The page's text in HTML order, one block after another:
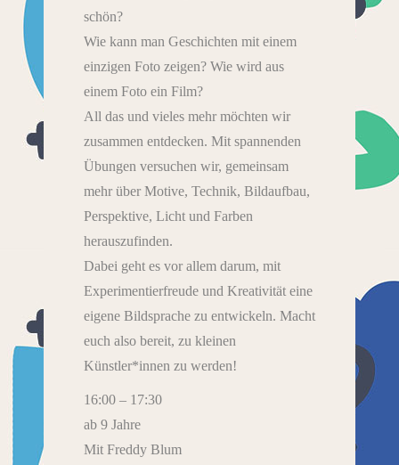
schön?
Wie kann man Geschichten mit einem
einzigen Foto zeigen? Wie wird aus
einem Foto ein Film?
All das und vieles mehr möchten wir
zusammen entdecken. Mit spannenden
Übungen versuchen wir, gemeinsam
mehr über Motive, Technik, Bildaufbau,
Perspektive, Licht und Farben
herauszufinden.
Dabei geht es vor allem darum, mit
Experimentierfreude und Kreativität eine
eigene Bildsprache zu entwickeln. Macht
euch also bereit, zu kleinen
Künstler*innen zu werden!
16:00 – 17:30
ab 9 Jahre
Mit Freddy Blum